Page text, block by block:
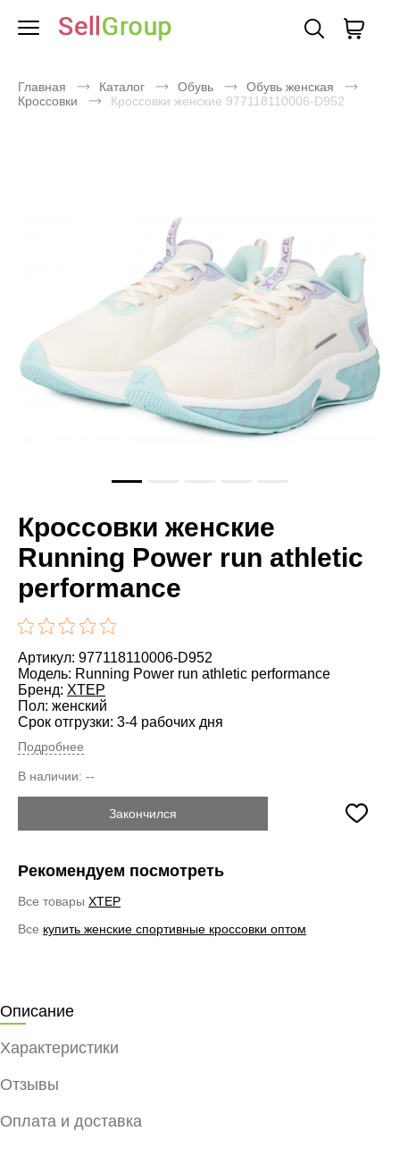
Главная Каталог Обувь
Обувь женская
Кроссовки
Кроссовки женские 977118110006-D952
Кроссовки женские
Running Power run athletic
performance
Артикул: 977118110006-D952
Модель: Running Power run athletic performance
Бренд: XTEP
Пол: женский
Срок отгрузки: 3-4 рабочих дня
Подробнее
В наличии: --
Закончился
Рекомендуем посмотреть
Все товары XTEP
Все купить женские спортивные кроссовки оптом
Описание
Характеристики
Отзывы
Оплата и доставка